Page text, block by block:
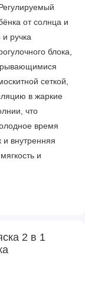
от солнца и
и ручка
блока,
сеткой,
в жаркие
что
время
и внутренняя
и
Подставку для
положений.
и защитный
2 в 1